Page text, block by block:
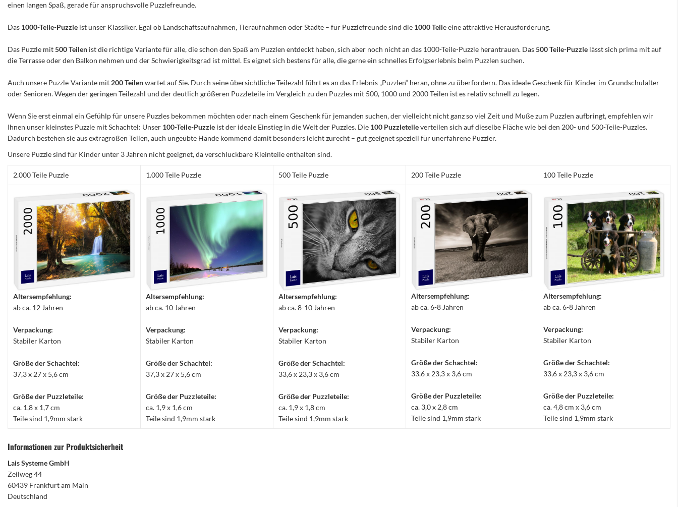
einen langen Spaß, gerade für anspruchsvolle Puzzlefreunde.
Das 1000-Teile-Puzzle ist unser Klassiker. Egal ob Landschaftsaufnahmen, Tieraufnahmen oder Städte – für Puzzlefreunde sind die 1000 Teile eine attraktive Herausforderung.
Das Puzzle mit500 Teilen ist die richtige Variante für alle, die schon den Spaß am Puzzlen entdeckt haben, sich aber noch nicht an das 1000-Teile-Puzzle herantrauen. Das500 Teile-Puzzle lässt sich prima mit auf
die Terrasse oder den Balkon nehmen und der Schwierigkeitsgrad ist mittel. Es eignet sich bestens für alle, die gerne ein schnelles Erfolgserlebnis beim Puzzlen suchen.
Auch unsere Puzzle-Variante mit 200 Teilenwartet auf Sie. Durch seine übersichtliche Teilezahl führt es an das Erlebnis „Puzzlen“ heran, ohne zu überfordern. Das ideale Geschenk für Kinder im Grundschulalter
oder Senioren. Wegen der geringen Teilezahl und der deutlich größeren Puzzleteile im Vergleich zu den Puzzles mit 500, 1000 und 2000 Teilen ist es relativ schnell zu legen.
Wenn Sie erst einmal ein Gefühlp für unsere Puzzles bekommen möchten oder nach einem Geschenk für jemanden suchen, der vielleicht nicht ganz so viel Zeit und Muße zum Puzzlen aufbringt, empfehlen wir
Ihnen unser kleinstes Puzzle mit Schachtel: Unser 100-Teile-Puzzle ist der ideale Einstieg in die Welt der Puzzles. Die 100 Puzzleteileverteilen sich auf dieselbe Fläche wie bei den 200- und 500-Teile-Puzzles.
Dadurch bestehen sie aus extragroßen Teilen, auch ungeübte Hände kommend damit besonders leicht zurecht – gut geeignet speziell für unerfahrene Puzzler.
Unsere Puzzle sind für Kinder unter 3 Jahren nicht geeignet, da verschluckbare Kleinteile enthalten sind.
2.000 Teile Puzzle 1.000 Teile Puzzle 500 Teile Puzzle 200 Teile Puzzle 100 Teile Puzzle
Altersempfehlung:
ab ca. 12 Jahren
Verpackung:
Stabiler Karton
Größe der Schachtel:
37,3 x 27 x 5,6 cm
Größe der Puzzleteile:
ca. 1,8 x 1,7 cm
Teile sind 1,9mm stark
Altersempfehlung:
ab ca. 10 Jahren
Verpackung:
Stabiler Karton
Größe der Schachtel:
37,3 x 27 x 5,6 cm
Größe der Puzzleteile:
ca. 1,9 x 1,6 cm
Teile sind 1,9mm stark
Altersempfehlung:
ab ca. 8-10 Jahren
Verpackung:
Stabiler Karton
Größe der Schachtel:
33,6 x 23,3 x 3,6 cm
Größe der Puzzleteile:
ca. 1,9 x 1,8 cm
Teile sind 1,9mm stark
Altersempfehlung:
ab ca. 6-8 Jahren
Verpackung:
Stabiler Karton
Größe der Schachtel:
33,6 x 23,3 x 3,6 cm
Größe der Puzzleteile:
ca. 3,0 x 2,8 cm
Teile sind 1,9mm stark
Altersempfehlung:
ab ca. 6-8 Jahren
Verpackung:
Stabiler Karton
Größe der Schachtel:
33,6 x 23,3 x 3,6 cm
Größe der Puzzleteile:
ca. 4,8 cm x 3,6 cm
Teile sind 1,9mm stark
Informationen zur Produktsicherheit
Lais Systeme GmbH
Zeilweg 44
60439 Frankfurt am Main
Deutschland